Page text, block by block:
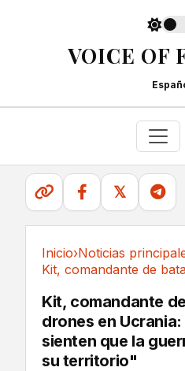
VOICE OF
𝕏
Inicio›Noticias
Kit, comandante
drones en
sienten que la
su territorio"